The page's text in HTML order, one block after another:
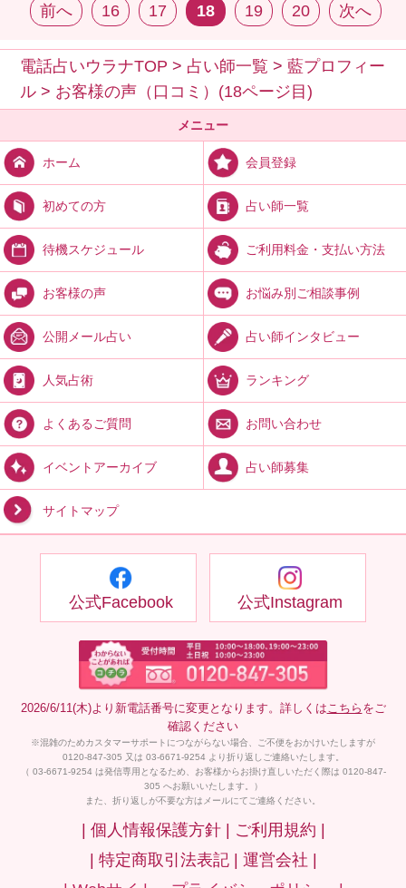
前へ 16 17 18 19 20 次へ
電話占いウラナTOP > 占い師一覧 >藍プロフィー
ル > お客様の声（口コミ）(18ページ目)
メニュー
ホーム 会員登録
初めての方 占い師一覧
待機スケジュール ご利用料金・支払い方法
お客様の声 お悩み別ご相談事例
公開メール占い 占い師インタビュー
人気占術 ランキング
よくあるご質問 お問い合わせ
イベントアーカイブ 占い師募集
サイトマップ
公式Facebook 公式Instagram
2026/6/11(木)より新電話番号に変更となります。詳しくは こちら をご
確認ください
※混雑のためカスタマーサポートにつながらない場合、ご不便をおかけいたしますが
0120-847-305 又は 03-6671-9254 より折り返しご連絡いたします。
（ 03-6671-9254 は発信専用となるため、お客様からお掛け直しいただく際は 0120-847-
305 へお願いいたします。）
また、折り返しが不要な方はメールにてご連絡ください。
| 個人情報保護方針 | ご利用規約 |
| 特定商取引法表記 | 運営会社 |